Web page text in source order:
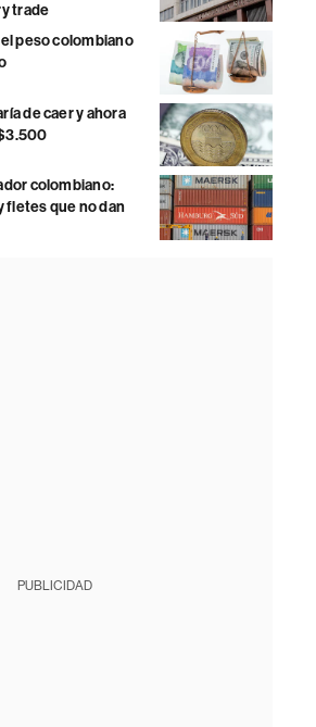
trade
peso colombiano
de caer y ahora
colombiano:
fletes que no dan
PUBLICIDAD